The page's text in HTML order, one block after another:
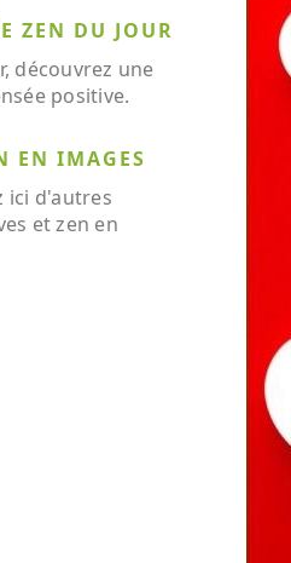
ZEN DU JOUR
découvrez une
positive.
EN IMAGES
ici d'autres
et zen en